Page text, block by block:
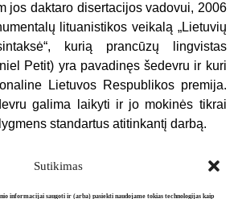
Sutikimas
informacijai saugoti ir (arba) pasiekti naudojame tokias technologijas kaip
jos daktaro disertacijos vadovui, 2006
lituanistikos veikalą „Lietuvių
kurią prancūzų lingvistas
Petit) yra pavadinęs šedevru ir kuri
Lietuvos Respublikos premija.
galima laikyti ir jo mokinės tikrai
standartus atitinkantį darbą.